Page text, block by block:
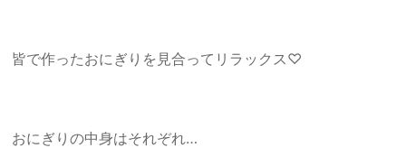
皆で作ったおにぎりを見合ってリラックス♡
おにぎりの中身はそれぞれ…